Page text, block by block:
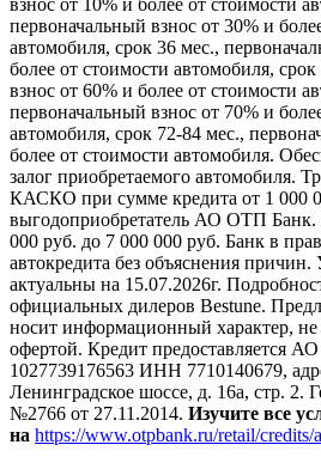
первоначальный взнос от 30% и
автомобиля, срок 36 мес.,
более от стоимости автомобиля,
взнос от 60% и более от стоимости
первоначальный взнос от 70% и
автомобиля, срок 72-84 мес.,
более от стоимости автомобиля.
залог приобретаемого автомобиля.
КАСКО при сумме кредита от 1 000
выгодоприобретатель АО ОТП Банк.
000 руб. до 7 000 000 руб. Банк в
автокредита без объяснения причин.
актуальны на 15.07.2026г.
официальных дилеров Bestune.
носит информационный характер, не
офертой. Кредит предоставляется
1027739176563 ИНН 7710140679,
Ленинградское шоссе, д. 16а, стр. 2.
№2766 от 27.11.2014. Изучите все
на https://www.otpbank.ru/retail/credits/